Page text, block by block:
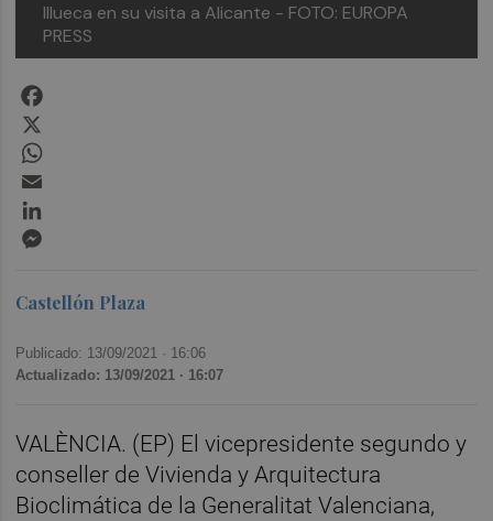
Illueca en su visita a Alicante - FOTO: EUROPA
PRESS
Castellón Plaza
Publicado: 13/09/2021 · 16:06
Actualizado: 13/09/2021 · 16:07
VALÈNCIA. (EP) El vicepresidente segundo y
conseller de Vivienda y Arquitectura
Bioclimática de la Generalitat Valenciana,